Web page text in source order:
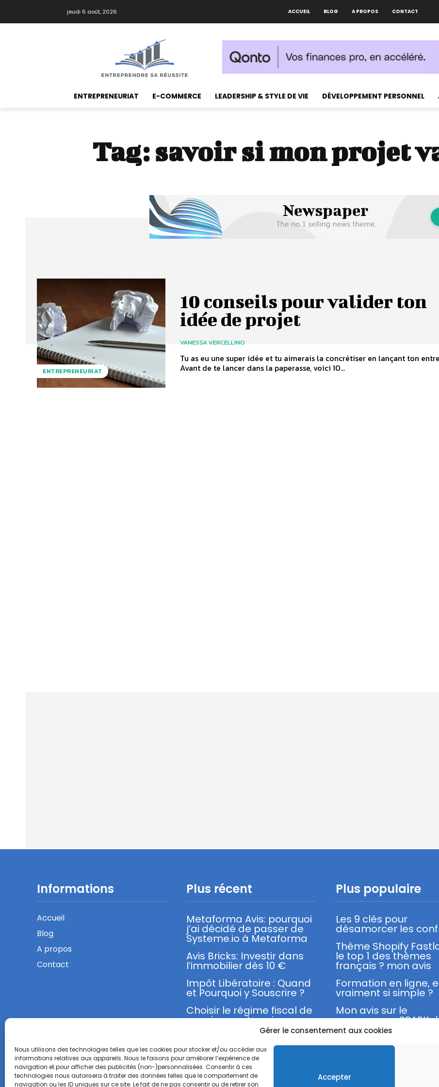
Gérer le consentement aux cookies
Nous utilisons des technologies telles que les cookies pour stocker et/ou accéder aux
informations relatives aux appareils. Nous le faisons pour améliorer l’expérience de
navigation et pour afficher des publicités (non-)personnalisées. Consentir à ces
technologies nous autorisera à traiter des données telles que le comportement de
navigation ou les ID uniques sur ce site. Le fait de ne pas consentir ou de retirer son
Accepter
jeudi 6 août, 2026 ACCUEIL BLOG A PROPOS CONTACT
ENTREPRENEURIAT E-COMMERCE LEADERSHIP & STYLE DE VIE DÉVELOPPEMENT PERSONNEL
Tag:savoir si mon projet
ENTREPRENEURIAT
10 conseils pour valider ton
idée de projet
VANESSA VERCELLINO
Tu as eu une super idée et tu aimerais la concrétiser en lançant ton
Avant de te lancer dans la paperasse, voici 10...
Informations
Accueil
Blog
A propos
Contact
Plus récent
Metaforma Avis: pourquoi
j’ai décidé de passer de
Systeme.io à Metaforma
Avis Bricks: Investir dans
l’immobilier dès 10 €
Impôt Libératoire : Quand
et Pourquoi y Souscrire ?
Choisir le régime fiscal de
sa micro-entreprise
Plus populaire
Les 9 clés pour
désamorcer les
Thème Shopify
le top 1 des thèmes
français ? mon avis
Formation en ligne,
vraiment si simple ?
Mon avis sur le
programme SPARK
Franck Nicolas
Mentions légales Politique de confidentialité